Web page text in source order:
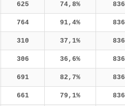
625 74,8% 836
764 91,4% 836
310 37,1% 836
306 36,6% 836
691 82,7% 836
661 79,1% 836